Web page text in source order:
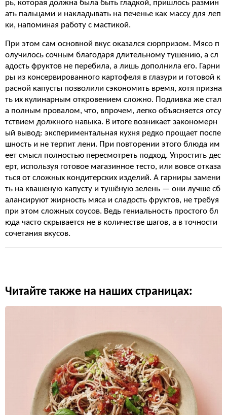
рь, которая должна была быть гладкой, пришлось размин
ать пальцами и накладывать на печенье как массу для леп
ки, напоминая работу с мастикой.
При этом сам основной вкус оказался сюрпризом. Мясо п
олучилось сочным благодаря длительному тушению, а сл
адость фруктов не перебила, а лишь дополнила его. Гарни
ры из консервированного картофеля в глазури и готовой к
расной капусты позволили сэкономить время, хотя призна
ть их кулинарным откровением сложно. Подливка же стал
а полным провалом, что, впрочем, легко объясняется отсу
тствием должного навыка. В итоге возникает закономерн
ый вывод: экспериментальная кухня редко прощает поспе
шность и не терпит лени. При повторении этого блюда им
еет смысл полностью пересмотреть подход. Упростить дес
ерт, используя готовое магазинное тесто, или вовсе отказа
ться от сложных кондитерских изделий. А гарниры замени
ть на квашеную капусту и тушёную зелень — они лучше сб
алансируют жирность мяса и сладость фруктов, не требуя
при этом сложных соусов. Ведь гениальность простого бл
юда часто скрывается не в количестве шагов, а в точности
сочетания вкусов.
Читайте также на наших страницах: